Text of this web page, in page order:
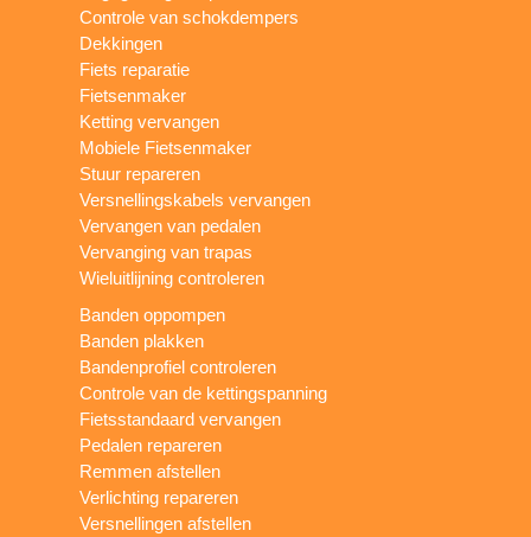
Controle van schokdempers
Dekkingen
Fiets reparatie
Fietsenmaker
Ketting vervangen
Mobiele Fietsenmaker
Stuur repareren
Versnellingskabels vervangen
Vervangen van pedalen
Vervanging van trapas
Wieluitlijning controleren
Banden oppompen
Banden plakken
Bandenprofiel controleren
Controle van de kettingspanning
Fietsstandaard vervangen
Pedalen repareren
Remmen afstellen
Verlichting repareren
Versnellingen afstellen